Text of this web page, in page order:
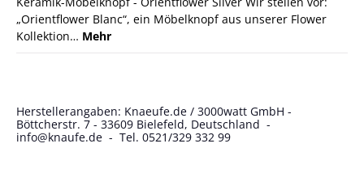
„Orientflower Blanc“, ein Möbelknopf aus unserer Flower
Kollektion… Mehr
Herstellerangaben: Knaeufe.de / 3000watt GmbH -
Böttcherstr. 7 - 33609 Bielefeld, Deutschland -
info@knaufe.de - Tel. 0521/329 332 99